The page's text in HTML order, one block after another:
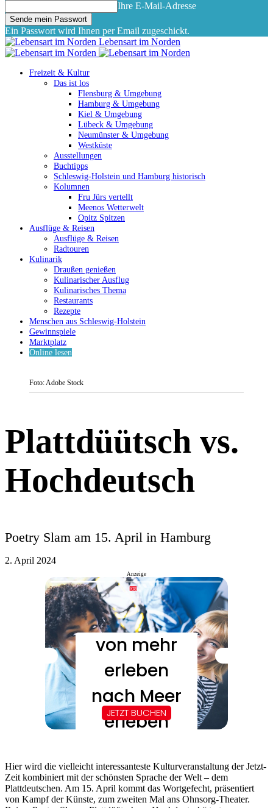
Ihre E-Mail-Adresse
Ein Passwort wird Ihnen per Email zugeschickt.
Lebensart im Norden
Freizeit & Kultur
Das ist los
Flensburg & Umgebung
Hamburg & Umgebung
Kiel & Umgebung
Lübeck & Umgebung
Neumünster & Umgebung
Westküste
Ausstellungen
Buchtipps
Schleswig-Holstein und Hamburg historisch
Kolumnen
Fru Jürs vertellt
Meenos Wetterwelt
Opitz Spitzen
Ausflüge & Reisen
Ausflüge & Reisen
Radtouren
Kulinarik
Draußen genießen
Kulinarischer Ausflug
Kulinarisches Thema
Restaurants
Rezepte
Menschen aus Schleswig-Holstein
Gewinnspiele
Marktplatz
Online lesen
Foto: Adobe Stock
Plattdüütsch vs.
Hochdeutsch
Poetry Slam am 15. April in Hamburg
2. April 2024
Anzeige
Hier wird die vielleicht interessanteste Kulturveranstaltung der Jetzt-
Zeit kombiniert mit der schönsten Sprache der Welt – dem
Plattdeutschen. Am 15. April kommt das Wortgefecht, präsentiert
von Kampf der Künste, zum zweiten Mal ans Ohnsorg-Theater.